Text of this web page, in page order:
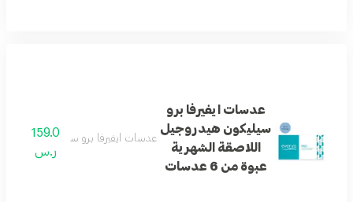
عدسات ايفيرفا برو
سيليكون هيدروجيل
اللاصقة الشهرية
عبوة من 6 عدسات
عدسات ايفيرفا برو سيليكون هيدروجيل
159.0
ر.س